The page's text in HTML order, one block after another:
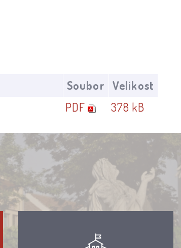
Soubor
Velikost
PDF 378 kB